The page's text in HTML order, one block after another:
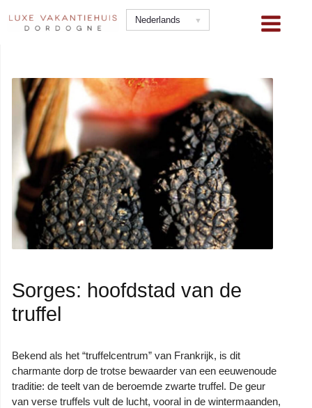
naar
Nederlands
Sorges: hoofdstad van de
truffel
Bekend als het “truffelcentrum” van Frankrijk, is dit
charmante dorp de trotse bewaarder van een eeuwenoude
traditie: de teelt van de beroemde zwarte truffel. De geur
van verse truffels vult de lucht, vooral in de wintermaanden,